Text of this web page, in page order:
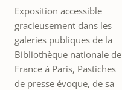
Exposition accessible
gracieusement dans les
galeries publiques de la
Bibliothèque nationale de
France à Paris, Pastiches
de presse évoque, de sa